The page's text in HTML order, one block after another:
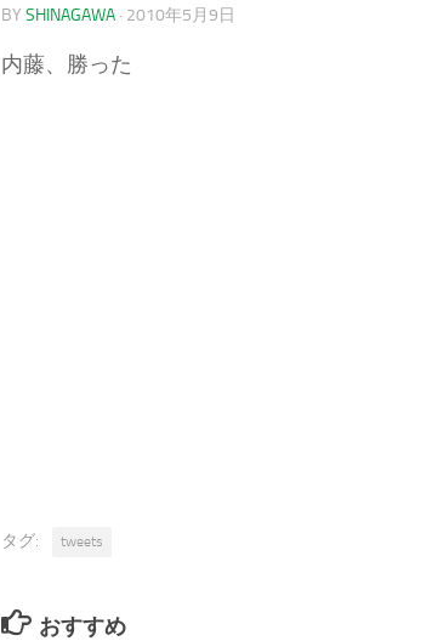
BY SHINAGAWA · 2010年5月9日
内藤、勝った
タグ: tweets
おすすめ